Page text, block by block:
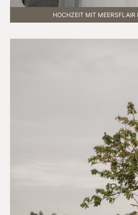
HOCHZEIT MIT MEERSFLAIR